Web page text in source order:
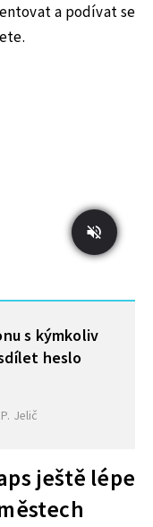
a podívat se
s kýmkoliv
heslo
P. Jelič
ještě lépe